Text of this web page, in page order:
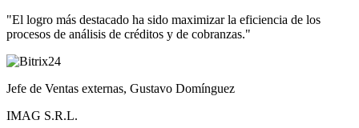
"El logro más destacado ha sido maximizar la eficiencia de los
procesos de análisis de créditos y de cobranzas."
Jefe de Ventas externas, Gustavo Domínguez
IMAG S.R.L.